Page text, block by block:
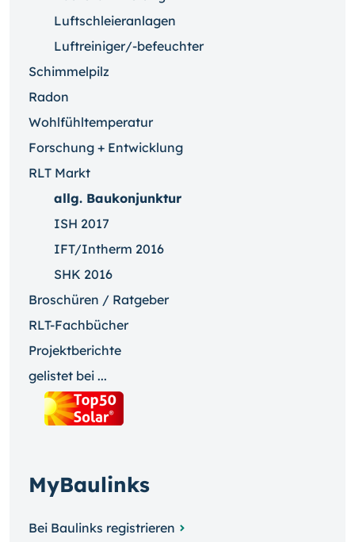
Luftschleieranlagen
Luftreiniger/-befeuchter
Schimmelpilz
Radon
Wohlfühltemperatur
Forschung + Entwicklung
RLT Markt
allg. Baukonjunktur
ISH 2017
IFT/Intherm 2016
SHK 2016
Broschüren / Ratgeber
RLT-Fachbücher
Projektberichte
gelistet bei ...
MyBaulinks
Bei Baulinks registrieren